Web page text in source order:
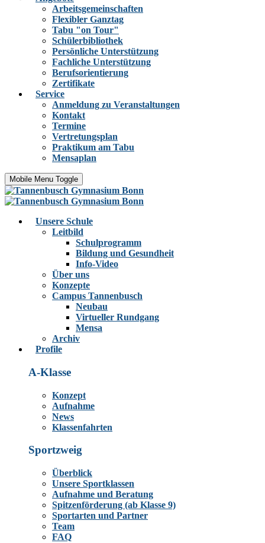
Arbeitsgemeinschaften
Flexibler Ganztag
Tabu "on Tour"
Schülerbibliothek
Persönliche Unterstützung
Fachliche Unterstützung
Berufsorientierung
Zertifikate
Service
Anmeldung zu Veranstaltungen
Kontakt
Termine
Vertretungsplan
Praktikum am Tabu
Mensaplan
Mobile Menu Toggle
Unsere Schule
Leitbild
Schulprogramm
Bildung und Gesundheit
Info-Video
Über uns
Konzepte
Campus Tannenbusch
Neubau
Virtueller Rundgang
Mensa
Archiv
Profile
A-Klasse
Konzept
Aufnahme
News
Klassenfahrten
Sportzweig
Überblick
Unsere Sportklassen
Aufnahme und Beratung
Spitzenförderung (ab Klasse 9)
Sportarten und Partner
Team
FAQ